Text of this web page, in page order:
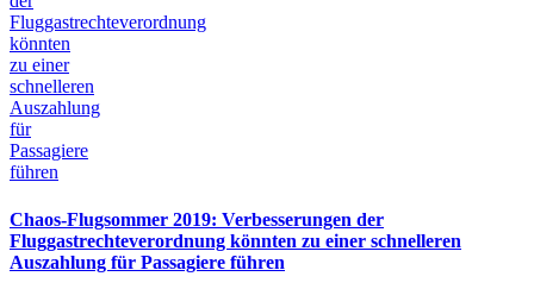
Chaos-Flugsommer 2019: Verbesserungen der
Fluggastrechteverordnung könnten zu einer schnelleren
Auszahlung für Passagiere führen